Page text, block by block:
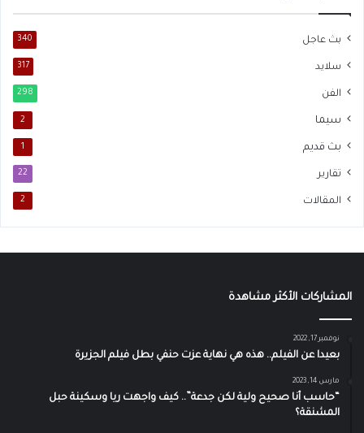
بث عاجل 340
سلايد 317
الفن 298
سيما 2
بث قديم 1
تقارير 22
المقالات 2
المشاركات الأكثر مشاهدة
نوفمبر 17, 2022
بعيدا عن الفيلم.. هذه هي نهاية عزت حنفي بطل فيلم الجزيرة
مارس 14, 2023
“حاسب أنا صحيح ولية لكن جدعة”.. كيف واجهت ريا وسكينة حبل
المشنقة؟